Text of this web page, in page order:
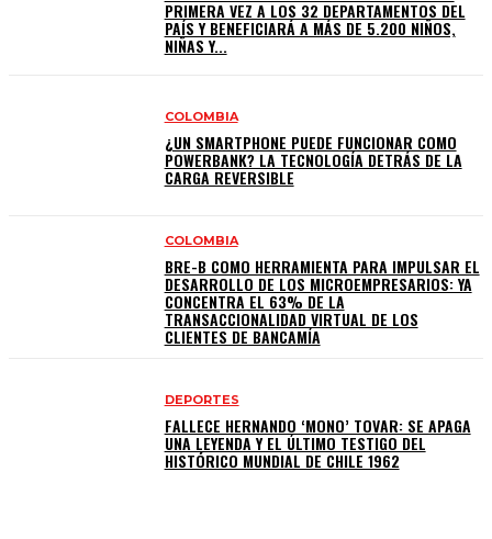
PRIMERA VEZ A LOS 32 DEPARTAMENTOS DEL
PAÍS Y BENEFICIARÁ A MÁS DE 5.200 NIÑOS,
NIÑAS Y...
COLOMBIA
¿UN SMARTPHONE PUEDE FUNCIONAR COMO
POWERBANK? LA TECNOLOGÍA DETRÁS DE LA
CARGA REVERSIBLE
COLOMBIA
BRE-B COMO HERRAMIENTA PARA IMPULSAR EL
DESARROLLO DE LOS MICROEMPRESARIOS: YA
CONCENTRA EL 63% DE LA
TRANSACCIONALIDAD VIRTUAL DE LOS
CLIENTES DE BANCAMÍA
DEPORTES
FALLECE HERNANDO ‘MONO’ TOVAR: SE APAGA
UNA LEYENDA Y EL ÚLTIMO TESTIGO DEL
HISTÓRICO MUNDIAL DE CHILE 1962